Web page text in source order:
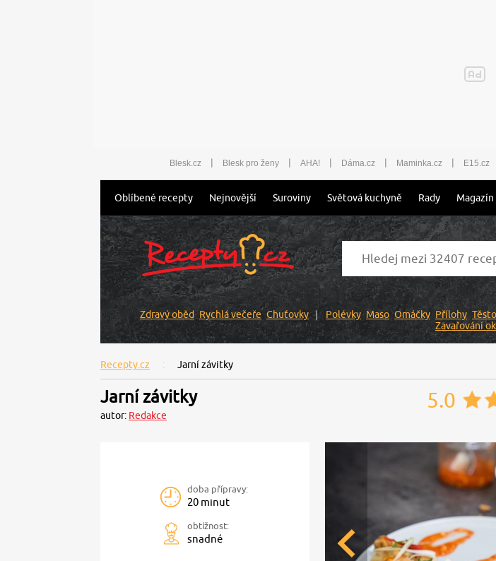
Blesk.cz | Blesk pro ženy | AHA! | Dáma.cz | Maminka.cz | E15.cz
Oblíbené recepty Nejnovější Suroviny Světová kuchyně Rady Magazín
Zdravý oběd Rychlá večeře Chuťovky Polévky Maso Omáčky Přílohy
Zavařování
Recepty.cz Jarní závitky
Jarní závitky
autor: Redakce
5.0
doba přípravy:
20 minut
obtížnost:
snadné